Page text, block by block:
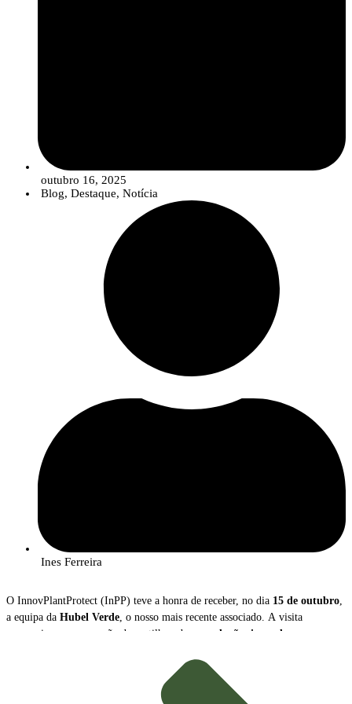
outubro 16, 2025
Blog, Destaque, Notícia
Ines Ferreira
O InnovPlantProtect (InPP) teve a honra de receber, no dia 15 de outubro,
a equipa da Hubel Verde, o nosso mais recente associado. A visita
proporcionou uma sessão de partilha sobre as
soluções inovadoras
, Diretor Executivo da Hubel Verde, e